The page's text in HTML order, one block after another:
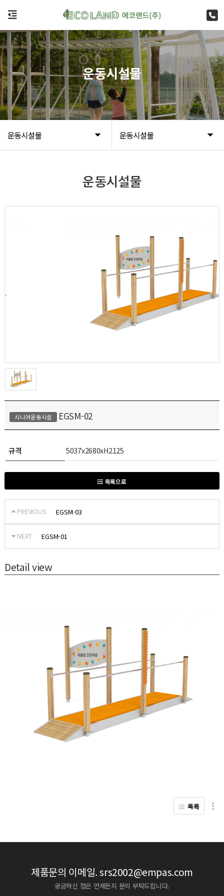
운동시설물 운동시설물
운동시설물
운동시설물
시니어운동시설 EGSM-02
규격 5037x2680xH2125
목록으로
PREVIOUS EGSM-03
NEXT EGSM-01
Detail view
목록
제품문의 이메일.srs2002@empas.com
궁금하신 점은 언제든지 문의 부탁드립니다.